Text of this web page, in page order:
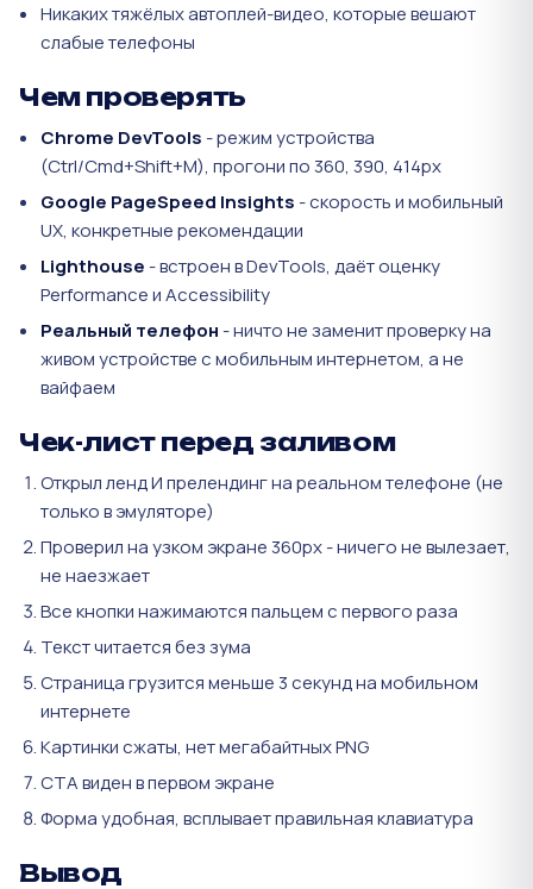
Никаких тяжёлых автоплей-видео, которые вешают
слабые телефоны
Чем проверять
Chrome DevTools - режим устройства
(Ctrl/Cmd+Shift+M), прогони по 360, 390, 414px
Google PageSpeed Insights - скорость и мобильный
UX, конкретные рекомендации
Lighthouse - встроен в DevTools, даёт оценку
Performance и Accessibility
Реальный телефон - ничто не заменит проверку на
живом устройстве с мобильным интернетом, а не
вайфаем
Чек-лист перед заливом
Открыл ленд И прелендинг на реальном телефоне (не
только в эмуляторе)
Проверил на узком экране 360px - ничего не вылезает,
не наезжает
Все кнопки нажимаются пальцем с первого раза
Текст читается без зума
Страница грузится меньше 3 секунд на мобильном
интернете
Картинки сжаты, нет мегабайтных PNG
CTA виден в первом экране
Форма удобная, всплывает правильная клавиатура
Вывод